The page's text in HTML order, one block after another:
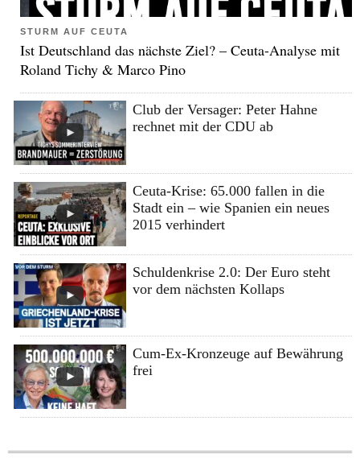
STURM AUF CEUTA
Ist Deutschland das nächste Ziel? – Ceuta-Analyse mit
Roland Tichy & Marco Pino
Club der Versager: Peter Hahne
rechnet mit der CDU ab
Ceuta-Krise: 65.000 fallen in die
Stadt ein – wie Spanien ein neues
2015 verhindert
Schuldenkrise 2.0: Der Euro steht
vor dem nächsten Kollaps
Cum-Ex-Kronzeuge auf Bewährung
frei